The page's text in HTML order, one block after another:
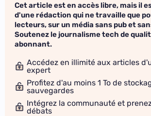
Cet article est en accès libre, mais il
d'une rédaction qui ne travaille que
lecteurs, sur un média sans pub et
Soutenez le journalisme tech de
abonnant.
Accédez en illimité aux articles
expert
Profitez d'au moins 1 To de
sauvegardes
Intégrez la communauté et
débats